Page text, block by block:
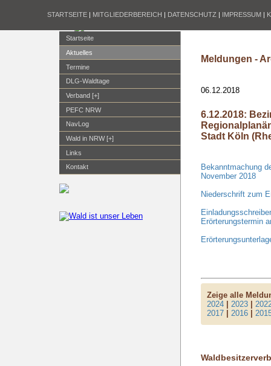
STARTSEITE | MITGLIEDERBEREICH | DATENSCHUTZ | IMPRESSUM |
Startseite
Aktuelles
Termine
DLG-Waldtage
Verband [+]
PEFC NRW
NavLog
Wald in NRW [+]
Links
Kontakt
Meldungen -
06.12.2018
6.12.2018:
Stadt Köln
Bekanntmachung
November 2018
Niederschrift zum
Erörterungstermin
Zeige alle
2024 |2023 |
2017 |2016 |